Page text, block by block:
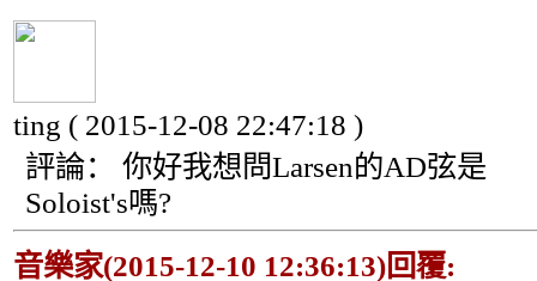
ting ( 2015-12-08 22:47:18 )
評論：
你好我想問Larsen的AD弦是
Soloist's嗎?
音樂家(2015-12-10 12:36:13)回覆: